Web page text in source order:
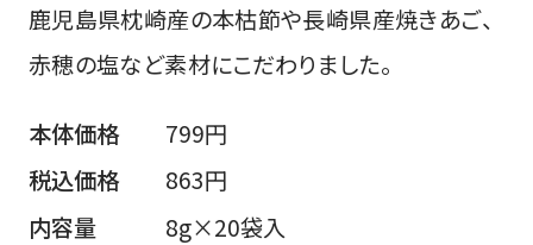
鹿児島県枕崎産の本枯節や長崎県産焼きあご、
赤穂の塩など素材にこだわりました。
本体価格
799円
税込価格
863円
内容量
8g×20袋入